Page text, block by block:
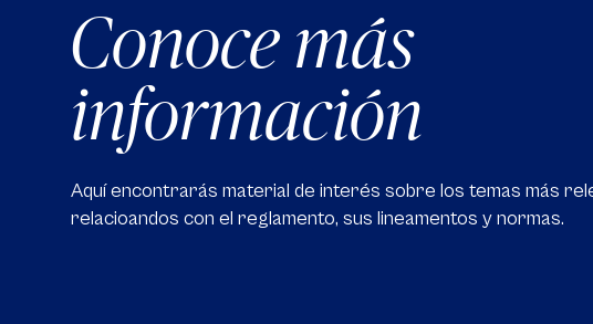
Conoce más
información
Aquí encontrarás material de interés sobre los temas más
relacioandos con el reglamento, sus lineamentos y normas.